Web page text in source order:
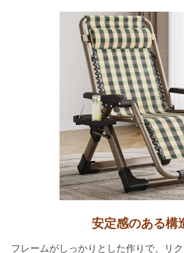
安定感のある構
フレームがしっかりとした作りで、リ